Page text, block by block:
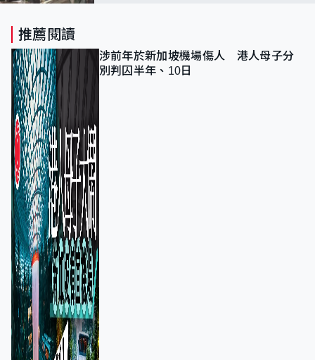
推薦閱讀
涉前年於新加坡機場傷人 港人母子分
別判囚半年、10日